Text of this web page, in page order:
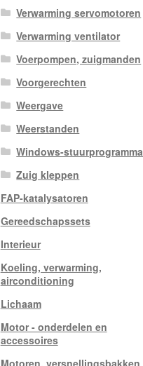
Verwarming servomotoren
Verwarming ventilator
Voerpompen, zuigmanden
Voorgerechten
Weergave
Weerstanden
Windows-stuurprogramma
Zuig kleppen
FAP-katalysatoren
Gereedschapssets
Interieur
Koeling, verwarming,
airconditioning
Lichaam
Motor - onderdelen en
accessoires